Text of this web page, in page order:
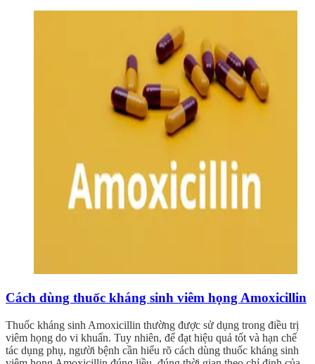
Cách dùng thuốc kháng sinh viêm họng Amoxicillin
Thuốc kháng sinh Amoxicillin thường được sử dụng trong điều trị
viêm họng do vi khuẩn. Tuy nhiên, để đạt hiệu quả tốt và hạn chế
tác dụng phụ, người bệnh cần hiểu rõ cách dùng thuốc kháng sinh